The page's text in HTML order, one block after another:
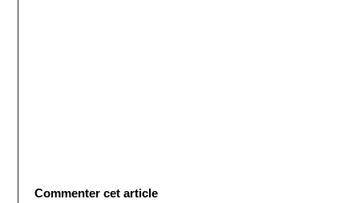
Commenter cet article